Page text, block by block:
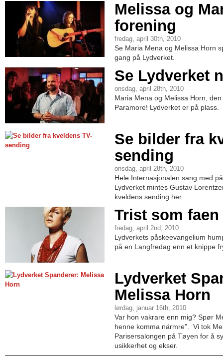
Melissa og
forening
fredag, april 30th, 2010
Se Maria Mena og Melissa Horn
gang på Lydverket.
Se Lydverket
onsdag, april 28th, 2010
Maria Mena og Melissa Horn,
Paramore! Lydverket er på plass.
Se bilder fra
sending
onsdag, april 28th, 2010
Hele Internasjonalen sang med
Lydverket mintes Gustav
kveldens sending her.
Trist som faen
fredag, april 2nd, 2010
Lydverkets påskeevangelium
på en Langfredag enn et knippe
Lydverket
Melissa Horn
lørdag, januar 16th, 2010
Var hon vakrare enn mig? Spør
henne komma närmre”. Vi tok
Parisersalongen på Tøyen for å
usikkerhet og ekser.